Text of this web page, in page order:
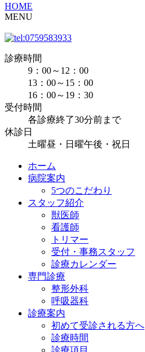
HOME
MENU
診療時間
9：00～12：00
13：00～15：00
16：00～19：30
受付時間
各診療終了30分前まで
休診日
土曜昼・日曜午後・祝日
ホーム
病院案内
5つのこだわり
スタッフ紹介
獣医師
看護師
トリマー
受付・事務スタッフ
診療カレンダー
専門診療
整形外科
呼吸器科
診療案内
初めて受診される方へ
診療時間
診療項目